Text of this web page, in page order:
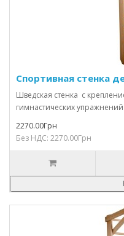
Спортивная стенка
Шведская стенка с
гимнастических
2270.00Грн
Без НДС: 2270.00Грн